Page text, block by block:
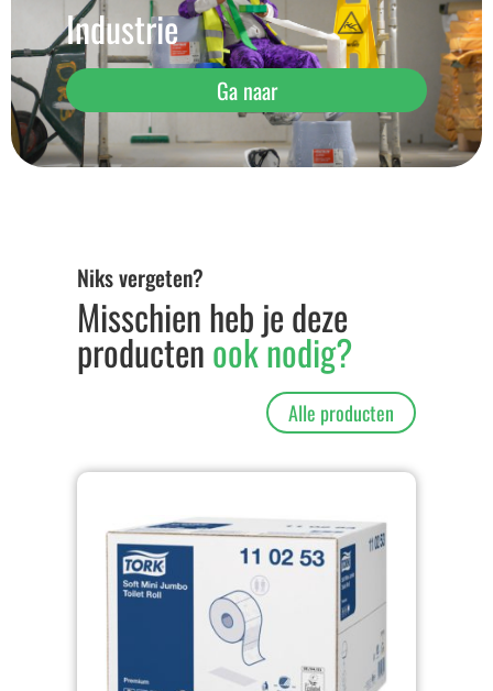
Industrie
Ga naar
Niks vergeten?
Misschien heb je deze
productenook nodig?
Alle producten